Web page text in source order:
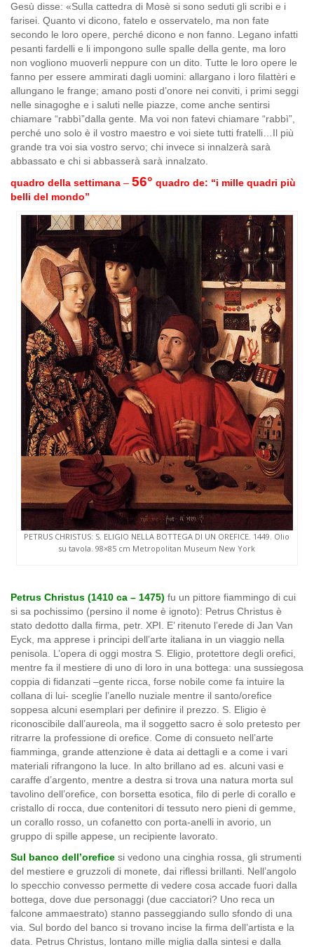
Gesù disse: «Sulla cattedra di Mosè si sono seduti gli scribi e i
farisei. Quanto vi dicono, fatelo e osservatelo, ma non fate
secondo le loro opere, perché dicono e non fanno. Legano infatti
pesanti fardelli e li impongono sulle spalle della gente, ma loro
non vogliono muoverli neppure con un dito. Tutte le loro opere le
fanno per essere ammirati dagli uomini: allargano i loro filattèri e
allungano le frange; amano posti d’onore nei conviti, i primi seggi
nelle sinagoghe e i saluti nelle piazze, come anche sentirsi
chiamare “rabbì”dalla gente. Ma voi non fatevi chiamare “rabbì”,
perché uno solo è il vostro maestro e voi siete tutti fratelli…Il più
grande tra voi sia vostro servo; chi invece si innalzerà sarà
abbassato e chi si abbasserà sarà innalzato.
quadro della settimana – 56° quadro de: “i mille quadri più
belli del mondo”
PETRUS CHRISTUS: S. ELIGIO NELLA BOTTEGA DI UN OREFICE. 1449. Olio
su tavola. 98×85 cm Metropolitan Museum New York
Petrus Christus (1410 ca – 1475) fu un pittore fiammingo di cui
si sa pochissimo (persino il nome è ignoto): Petrus Christus è
stato dedotto dalla firma, petr. XPI. E’ ritenuto l’erede di Jan Van
Eyck, ma apprese i principi dell’arte italiana in un viaggio nella
penisola. L’opera di oggi mostra S. Eligio, protettore degli orefici,
mentre fa il mestiere di uno di loro in una bottega: una sussiegosa
coppia di fidanzati –gente ricca, forse nobile come fa intuire la
collana di lui- sceglie l’anello nuziale mentre il santo/orefice
soppesa alcuni esemplari per definire il prezzo. S. Eligio è
riconoscibile dall’aureola, ma il soggetto sacro è solo pretesto per
ritrarre la professione di orefice. Come di consueto nell’arte
fiamminga, grande attenzione è data ai dettagli e a come i vari
materiali rifrangono la luce. In alto brillano ad es. alcuni vasi e
caraffe d’argento, mentre a destra si trova una natura morta sul
tavolino dell’orefice, con borsetta esotica, filo di perle di corallo e
cristallo di rocca, due contenitori di tessuto nero pieni di gemme,
un corallo rosso, un cofanetto con porta-anelli in avorio, un
gruppo di spille appese, un recipiente lavorato.
Sul banco dell’orefice si vedono una cinghia rossa, gli strumenti
del mestiere e gruzzoli di monete, dai riflessi brillanti. Nell’angolo
lo specchio convesso permette di vedere cosa accade fuori dalla
bottega, dove due personaggi (due cacciatori? Uno reca un
falcone ammaestrato) stanno passeggiando sullo sfondo di una
via. Sul bordo del banco si trovano incise la firma dell’artista e la
data. Petrus Christus, lontano mille miglia dalla sintesi e dalla